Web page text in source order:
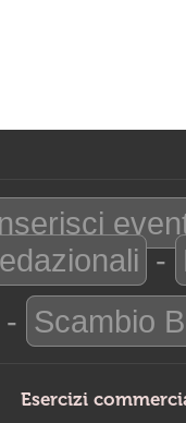
-
- Scambio
Esercizi